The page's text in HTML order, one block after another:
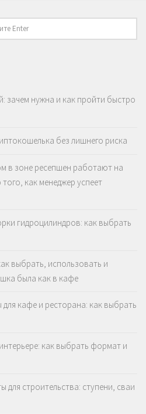
зачем нужна и как пройти быстро
без лишнего риска
в зоне ресепшен работают на
как менеджер успеет
гидроцилиндров: как выбрать
выбрать, использовать и
была как в кафе
кафе и ресторана: как выбрать
как выбрать формат и
для строительства: ступени, сваи